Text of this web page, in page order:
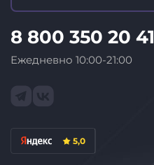
8 800 350 20 41
Ежедневно 10:00-21:00
5,0